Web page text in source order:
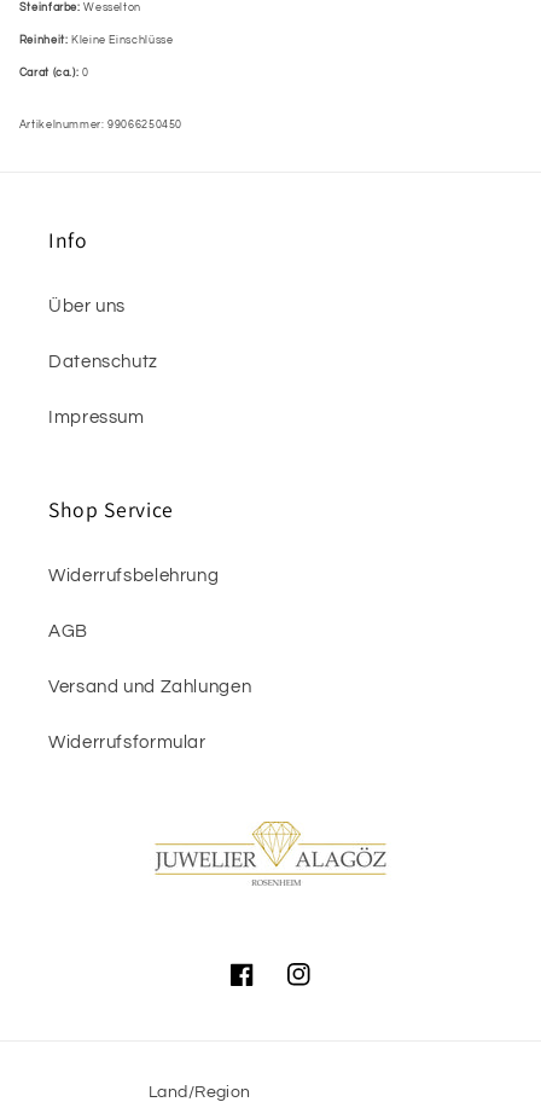
Steinfarbe: Wesselton
Reinheit: Kleine Einschlüsse
Carat (ca.): 0
Artikelnummer: 99066250450
Info
Über uns
Datenschutz
Impressum
Shop Service
Widerrufsbelehrung
AGB
Versand und Zahlungen
Widerrufsformular
FacebookInstagram
Land/Region